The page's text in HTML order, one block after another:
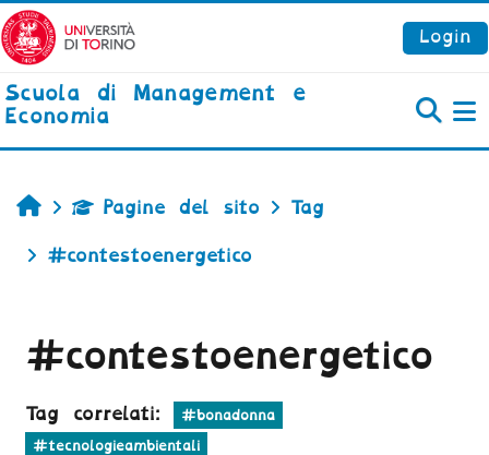
Vai al contenuto principale
Login
Scuola di Management e
Economia
HomePagine del sito Tag
#contestoenergetico
#contestoenergetico
Tag correlati:
#bonadonna
#tecnologieambientali